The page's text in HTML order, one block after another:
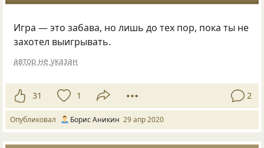
Игра — это забава, но лишь до тех пор, пока ты не
захотел выигрывать.
автор не указан
31 1 2
Опубликовал Борис Аникин 29 апр 2020